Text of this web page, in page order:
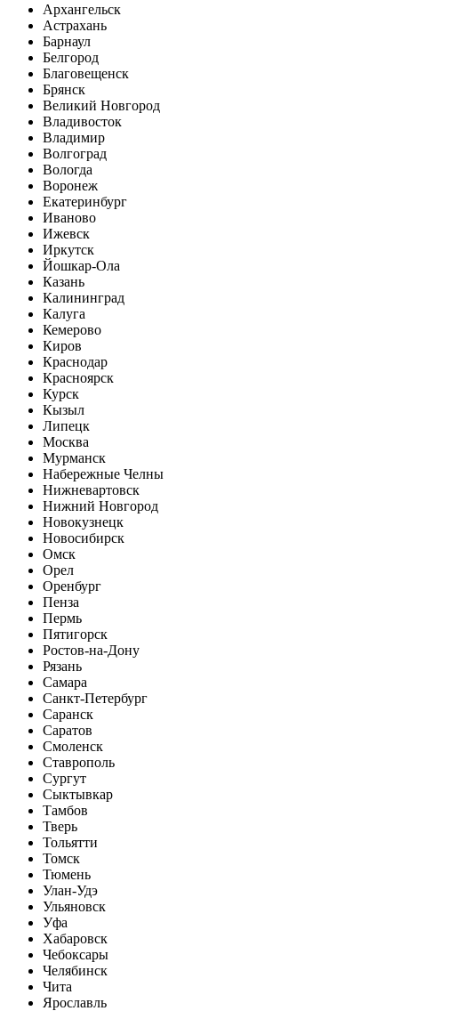
Архангельск
Астрахань
Барнаул
Белгород
Благовещенск
Брянск
Великий Новгород
Владивосток
Владимир
Волгоград
Вологда
Воронеж
Екатеринбург
Иваново
Ижевск
Иркутск
Йошкар-Ола
Казань
Калининград
Калуга
Кемерово
Киров
Краснодар
Красноярск
Курск
Кызыл
Липецк
Москва
Мурманск
Набережные Челны
Нижневартовск
Нижний Новгород
Новокузнецк
Новосибирск
Омск
Орел
Оренбург
Пенза
Пермь
Пятигорск
Ростов-на-Дону
Рязань
Самара
Санкт-Петербург
Саранск
Саратов
Смоленск
Ставрополь
Сургут
Сыктывкар
Тамбов
Тверь
Тольятти
Томск
Тюмень
Улан-Удэ
Ульяновск
Уфа
Хабаровск
Чебоксары
Челябинск
Чита
Ярославль